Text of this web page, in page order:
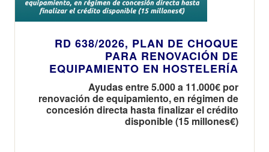
RD 638/2026, PLAN DE CHOQUE
PARA RENOVACIÓN DE
EQUIPAMIENTO EN HOSTELERÍA
Ayudas entre 5.000 a 11.000€ por
renovación de equipamiento, en régimen de
concesión directa hasta finalizar el crédito
disponible (15 millones€)